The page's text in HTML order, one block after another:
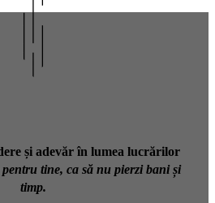
și adevăr în lumea lucrărilor
tine, ca să nu pierzi bani și
timp.